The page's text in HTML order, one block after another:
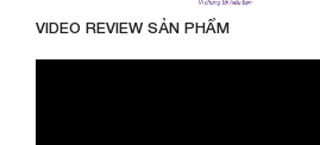
VIDEO REVIEW SẢN PHẨM